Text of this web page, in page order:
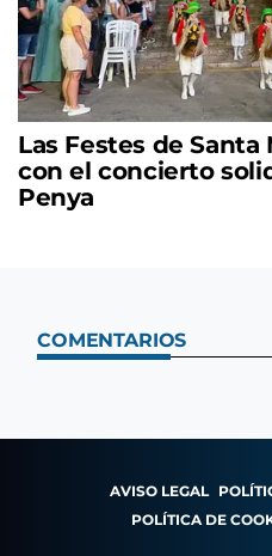
Las Festes de
con el concierto
Penya
COMENTARIOS
AVISO LEGAL
POLÍTICA DE